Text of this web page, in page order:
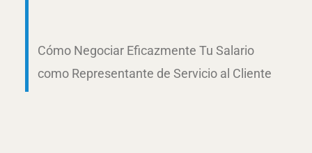
Cómo Negociar Eficazmente Tu Salario
como Representante de Servicio al Cliente